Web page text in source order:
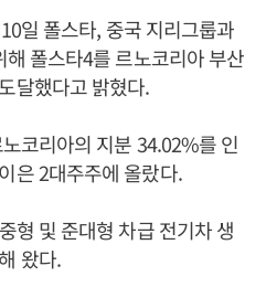
일 폴스타, 중국 지리그룹과
폴스타4를 르노코리아 부산
달했다고 밝혔다.
코리아의 지분 34.02%를 인
은 2대주주에 올랐다.
형 및 준대형 차급 전기차 생
왔다.